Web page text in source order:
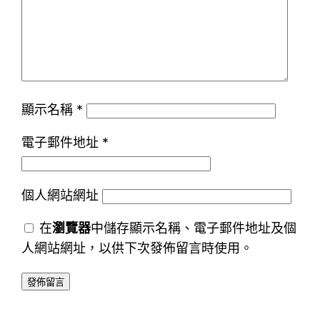
顯示名稱 *
電子郵件地址 *
個人網站網址
在瀏覽器中儲存顯示名稱、電子郵件地址及個
人網站網址，以供下次發佈留言時使用。